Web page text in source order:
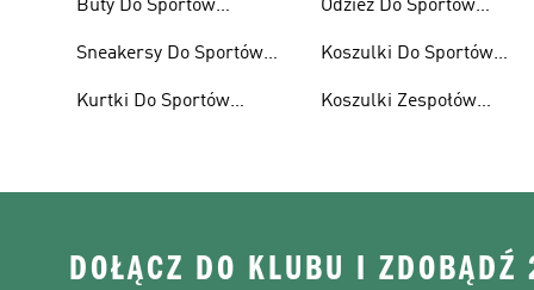
Buty Do Sportów
Sneakersy Do Sportów
Kurtki Do Sportów
Odzież Do Sportów
Koszulki Do Sportów
Koszulki Zespołów
DOŁĄCZ DO KLUBU I ZDOBĄDŹ